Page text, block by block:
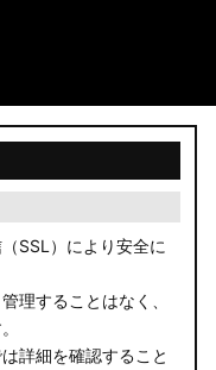
SSL）により安全に
理することはなく、
詳細を確認すること